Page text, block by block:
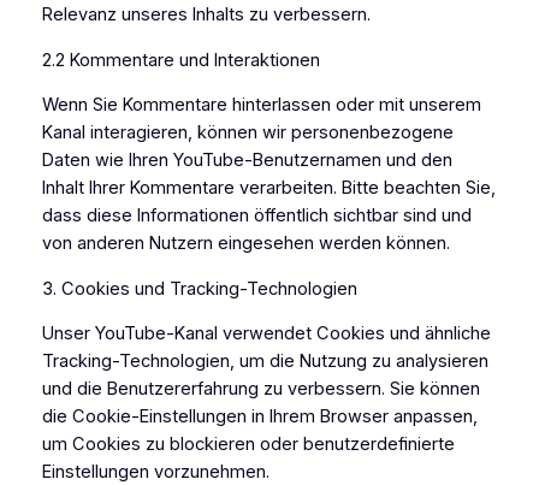
Relevanz unseres Inhalts zu verbessern.
2.2 Kommentare und Interaktionen
Wenn Sie Kommentare hinterlassen oder mit unserem
Kanal interagieren, können wir personenbezogene
Daten wie Ihren YouTube-Benutzernamen und den
Inhalt Ihrer Kommentare verarbeiten. Bitte beachten Sie,
dass diese Informationen öffentlich sichtbar sind und
von anderen Nutzern eingesehen werden können.
3. Cookies und Tracking-Technologien
Unser YouTube-Kanal verwendet Cookies und ähnliche
Tracking-Technologien, um die Nutzung zu analysieren
und die Benutzererfahrung zu verbessern. Sie können
die Cookie-Einstellungen in Ihrem Browser anpassen,
um Cookies zu blockieren oder benutzerdefinierte
Einstellungen vorzunehmen.